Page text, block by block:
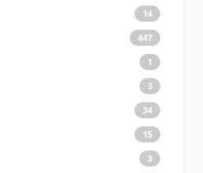
14
447
1
3
34
15
3